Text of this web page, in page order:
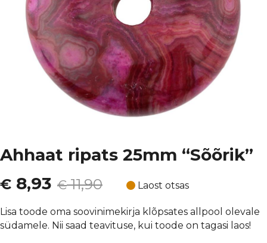
Ahhaat ripats 25mm “Sõõrik”
€11,90
Algne
hind
oli:
€ 8,93
Current
price
is:
Laost otsas
Lisa toode oma soovinimekirja klõpsates allpool olevale
südamele. Nii saad teavituse, kui toode on tagasi laos!